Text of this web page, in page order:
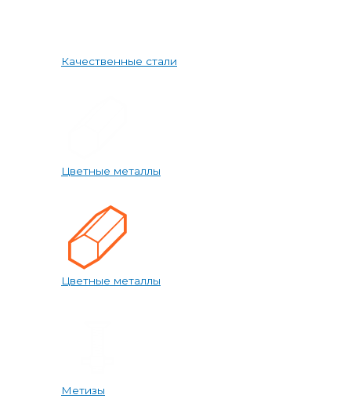
Качественные стали
Цветные металлы
Цветные металлы
Метизы